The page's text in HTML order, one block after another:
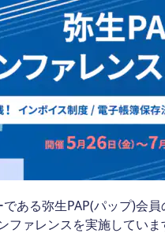
ある弥生PAP(パップ)会
ァレンスを実施していま